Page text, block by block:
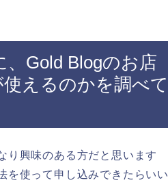
、Gold Blogのお店
えるのかを調べて
り興味のある方だと思います
を使って申し込みできたらいい